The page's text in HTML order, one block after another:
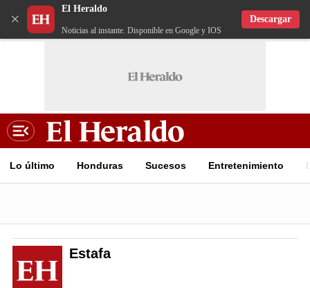
×
El Heraldo
Noticias al instante. Disponible en Google y IOS
Descargar
Lo último Honduras Sucesos Entretenimiento
Estafa